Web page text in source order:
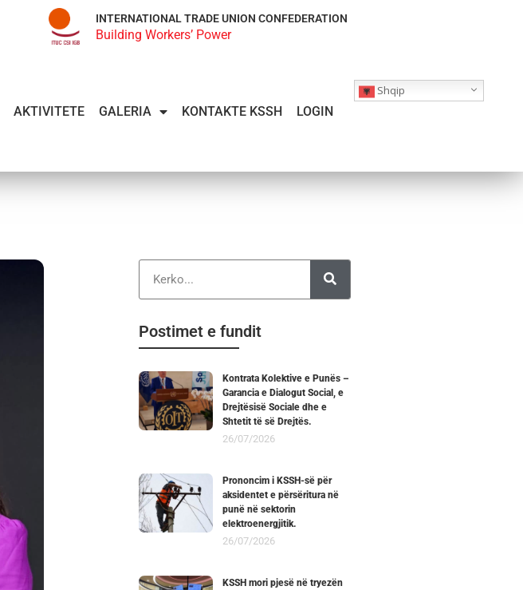
INTERNATIONAL TRADE UNION CONFEDERATION
Building Workers’ Power
AKTIVITETE GALERIA KONTAKTE KSSH LOGIN
Shqip
Postimet e fundit
Kontrata Kolektive e Punës –
Garancia e Dialogut Social, e
Drejtësisë Sociale dhe e
Shtetit të së Drejtës.
26/07/2026
Prononcim i KSSH-së për
aksidentet e përsëritura në
punë në sektorin
elektroenergjitik.
26/07/2026
KSSH mori pjesë në tryezën